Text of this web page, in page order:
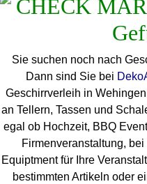
Sie suchen noch nach
Dann sind Sie bei
Geschirrverleih in
an Tellern, Tassen und
egal ob Hochzeit, BBQ
Firmenveranstaltung,
Equiptment für Ihre
bestimmten Artikeln oder